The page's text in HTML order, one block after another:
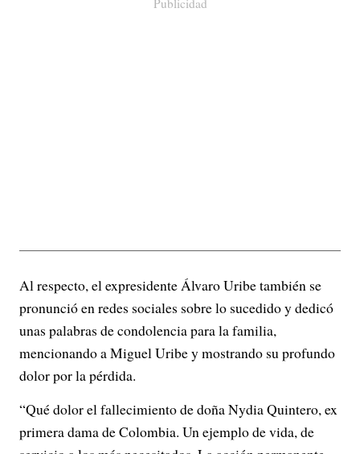
Al respecto, el expresidente Álvaro Uribe también se
pronunció en redes sociales sobre lo sucedido y dedicó
unas palabras de condolencia para la familia,
mencionando a Miguel Uribe y mostrando su profundo
dolor por la pérdida.
“Qué dolor el fallecimiento de doña Nydia Quintero, ex
primera dama de Colombia. Un ejemplo de vida, de